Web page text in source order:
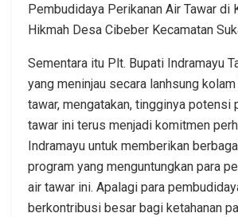
Pembudidaya Perikanan Air Tawar di
Hikmah Desa Cibeber Kecamatan
Sementara itu Plt. Bupati Indramayu
yang meninjau secara lanhsung
tawar, mengatakan, tingginya potensi
tawar ini terus menjadi komitmen
Indramayu untuk memberikan
program yang menguntungkan para
air tawar ini. Apalagi para
berkontribusi besar bagi ketahanan